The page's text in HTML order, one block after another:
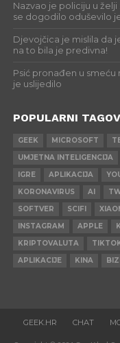
Nazvao je policiju u
se dogodilo oduševilo
Djevojčica je mislila da
na to bila je predivna!
Psić pronađen u
je uslijedilo
POPULARNI
GEEK MICROSOFT
UMJETNA INTELIGENCIJA
IGRE
APLIKACIJA
KORONAVIRUS
AI
SOFTVER
SCIFI
INSTAGRAM
APPLE
KRIPTOVALUTA
APLIKACIJE
KINA
GEEK.HR CHAT